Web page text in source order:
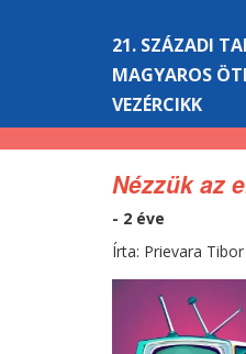
21. SZÁZADI
MAGYAROS
VEZÉRCIKK
Nézzük az
- 2 éve
Írta: Prievara Tibor